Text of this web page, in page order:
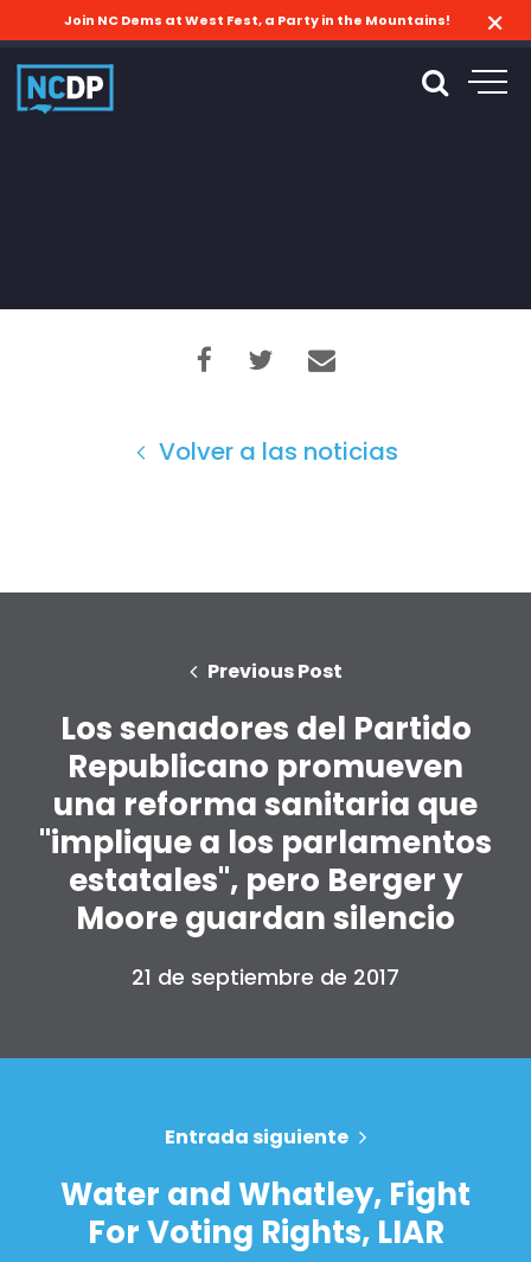
Join NC Dems at West Fest, a Party in the Mountains!
Volver a las noticias
Previous Post
Los senadores del Partido
Republicano promueven
una reforma sanitaria que
"implique a los parlamentos
estatales", pero Berger y
Moore guardan silencio
21 de septiembre de 2017
Entrada siguiente
Water and Whatley, Fight
For Voting Rights, LIAR